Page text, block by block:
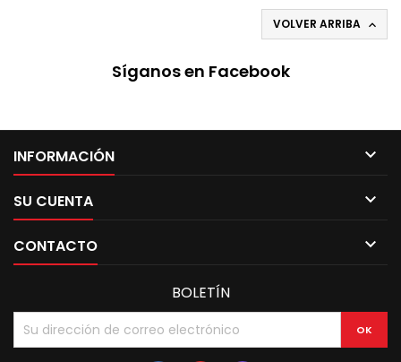
VOLVER ARRIBA 
Síganos en Facebook
INFORMACIÓN 
SU CUENTA 
CONTACTO 
BOLETÍN